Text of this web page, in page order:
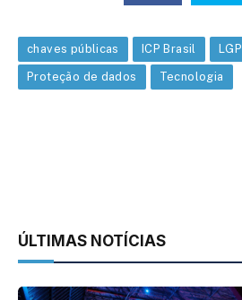
chaves públicas ICP Brasil
Proteção de dados Tecnologia
ÚLTIMAS NOTÍCIAS